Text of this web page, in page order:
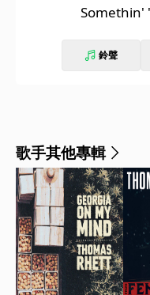
Somethin'
鈴聲
歌手其他專輯